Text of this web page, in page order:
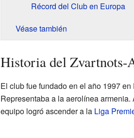
Récord del Club en Europa
Véase también
Historia del
El club fue fundado en el año 1997 en
Representaba a la aerolínea
equipo logró ascender a la Liga